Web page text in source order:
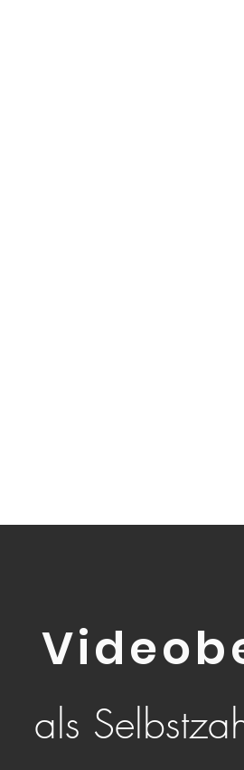
als